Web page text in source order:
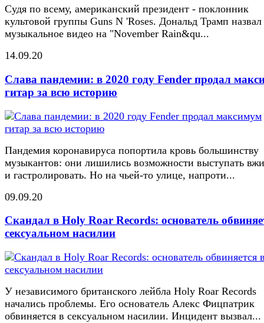
Судя по всему, американский президент - поклонник
культовой группы Guns N 'Roses. Дональд Трамп назвал
музыкальное видео на "November Rain&qu...
14.09.20
Слава пандемии: в 2020 году Fender продал
гитар за всю историю
Пандемия коронавируса попортила кровь большинству
музыкантов: они лишились возможности выступать
и гастролировать. Но на чьей-то улице, напроти...
09.09.20
Скандал в Holy Roar Records: основатель
сексуальном насилии
У независимого британского лейбла Holy Roar Records
начались проблемы. Его основатель Алекс Фицпатрик
обвиняется в сексуальном насилии. Инцидент вызвал...